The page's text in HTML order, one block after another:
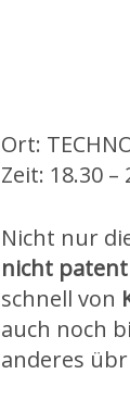
Ort:
Zeit: 18.30 –
Nicht nur
nicht
schnell von
auch noch
anderes